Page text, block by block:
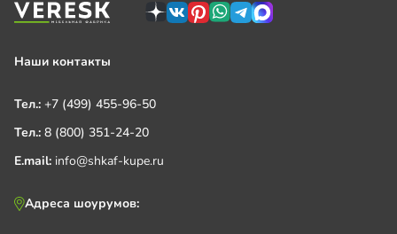
Наши контакты
Тел.: +7 (499) 455-96-50
Тел.: 8 (800) 351-24-20
E.mail: info@shkaf-kupe.ru
Адреса шоурумов: